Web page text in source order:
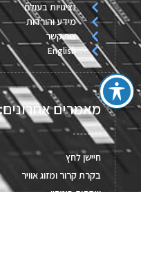
נציגויות בעולם
מידע והורדות
צור קשר
English
מאמרים אחרונים:
חיישן לחץ
בקרת קרור ומזוג אוויר
שסתום ביטחון